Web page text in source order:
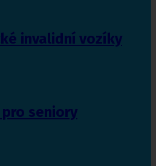
invalidní vozíky
seniory